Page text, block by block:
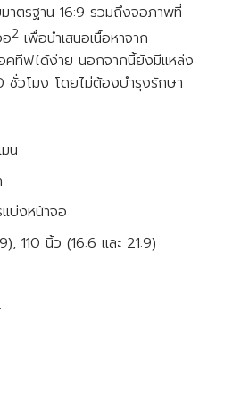
าตรฐาน 16:9 รวมถึงจอภาพที่
2 เพื่อนำเสนอเนื้อหาจาก
คทีฟได้ง่าย นอกจากนี้ยังมีแหล่ง
ชั่วโมง โดยไม่ต้องบำรุงรักษา
น
บ่งหน้าจอ
110 นิ้ว (16:6 และ 21:9)
ชิ้น